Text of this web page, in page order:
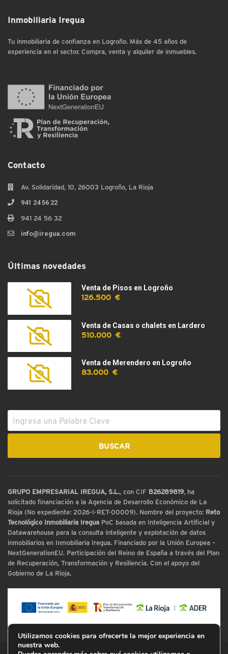
Inmobiliaria Iregua
Tu inmobiliaria de confianza en Logroño. Más de 45 años de
experiencia en el sector. Compra, venta y alquiler de inmuebles.
Contacto
Av. Solidaridad, 10, 26003 Logroño, La Rioja
941 24 56 22
941 24 56 32
info@iregua.com
Últimas novedades
Venta de Pisos en Logroño
126.500 €
Venta de Casas o chalets en Lardero
510.000 €
Venta de Merendero en Logroño
83.000 €
GRUPO EMPRESARIAL IREGUA, S.L., con CIF B26289819, ha
solicitado financiación a la Agencia de Desarrollo Económico de La
Rioja (No expediente: 2026-I-RET-00009). Nombre del proyecto: Reto
Tecnológico Inmobiliaria Iregua PoC basada en Inteligencia Artificial y
Datawarehouse para la consulta inteligente y explotación de datos
inmobiliarios en Inmobiliaria Iregua. Financiado por la Unión Europea –
NextGenerationEU. Participación del Reino de España a través del Plan
de Recuperación, Transformación y Resiliencia. Con el apoyo del
Gobierno de La Rioja.
Utilizamos cookies para ofrecerte la mejor experiencia en
nuestra web.